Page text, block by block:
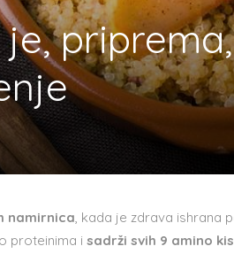
namirnica, kada je zdrava ishrana
proteinima i sadrži svih 9 amino